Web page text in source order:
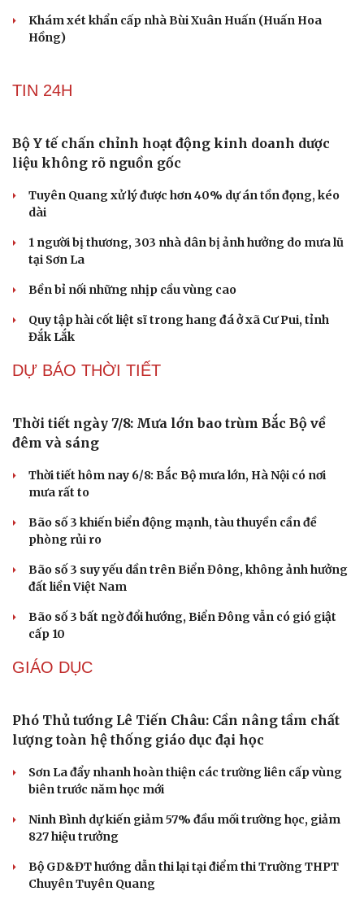
Kể chuyện cho bé
Cải chính
Khởi tố 2 vụ án xâm phạm quyền sở hữu công nghiệp tại
Ninh Hiệp, Hà Nội
Công an Hà Nội liên tiếp bắt giữ nhiều kẻ trộm xe máy
PHÁP LUẬT
Bàn giao nhóm đối tượng bị Interpol truy nã đỏ,
lừa đảo hơn 327 tỷ đồng
Bắt giữ người phụ nữ giả danh công an lừa đảo "chạy
án" 400 triệu đồng
bạn gái giữa đường
đến 1h sáng
Hồng)
TIN 24H
liệu không rõ nguồn gốc